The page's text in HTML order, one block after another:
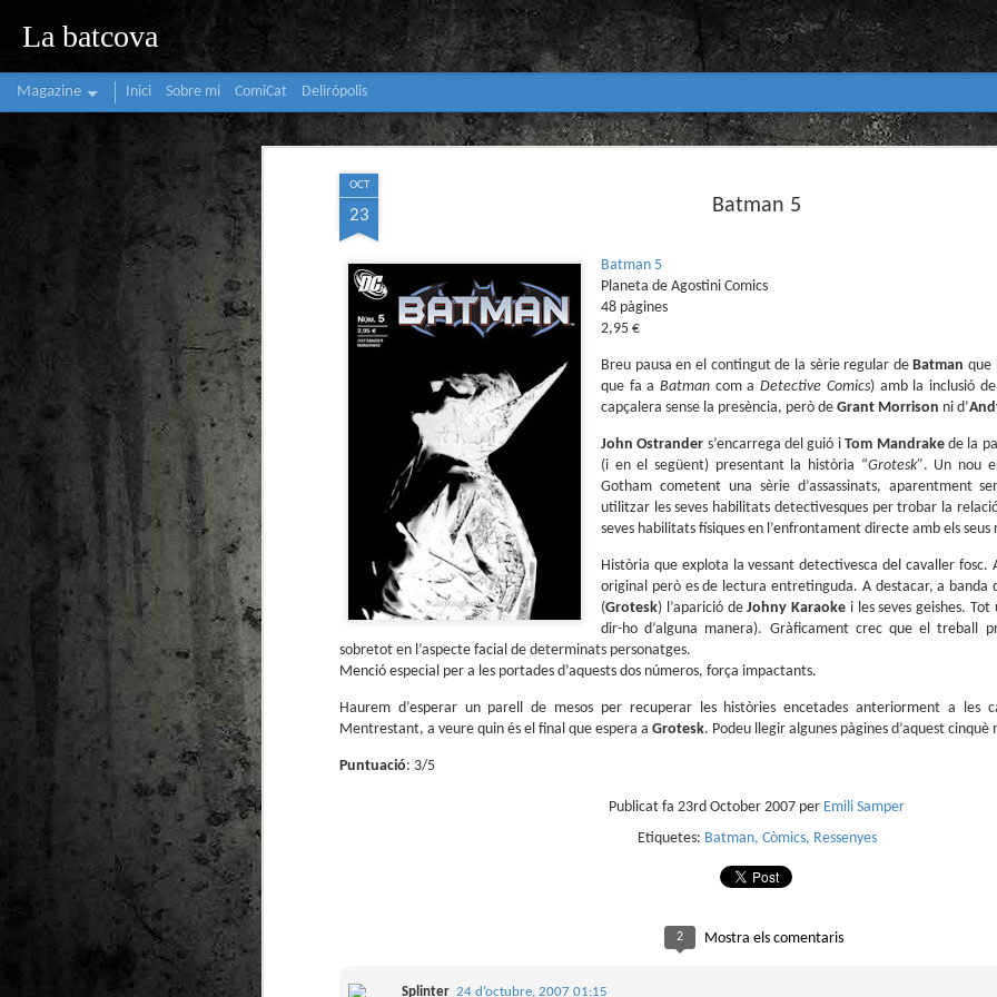
OCT
23 Batman 5
Batman 5
Planeta de Agostini Comics
48 pàgines
2,95 €
Breu pausa en el contingut de la sèrie regular deBatman que
que fa aBatman com aDetective Comics) amb la inclusió
capçalera sense la presència, però de Grant Morrison ni d’
John Ostrander s’encarrega del guió iTom Mandrakede la
(i en el següent) presentant la història “Grotesk”. Un nou
Gotham cometent una sèrie d’assassinats, aparentment
utilitzar les seves habilitats detectivesques per trobar la
seves habilitats físiques en l’enfrontament directe amb els seus
Història que explota la vessant detectivesca del cavaller
original però es de lectura entretinguda. A destacar, a banda
(Grotesk) l’aparició deJohny Karaoke i les seves geishes.
dir-ho d’alguna manera). Gràficament crec que el treball
sobretot en l’aspecte facial de determinats personatges.
Menció especial per a les portades d’aquests dos números, força impactants.
Haurem d’esperar un parell de mesos per recuperar les històries encetades anteriorment a les
Mentrestant, a veure quin és el final que espera a Grotesk. Podeu llegir algunes pàgines d’aquest cinquè
Puntuació: 3/5
Publicat fa 23rd October 2007 per Emili Samper
Etiquetes: Batman Còmics Ressenyes
2 Mostra els comentaris
Splinter 24 d’octubre, 2007 01:15
La batcova
Magazine Inici Sobre mi ComiCat Delirópolis
primavera 2026
Abril
Guió i dibuix d’Ana Penyas
Salamandra Graphic, 2025
Todo bajo el sol (llegit el 2023 al club de lectura), Ana
un assaig gràfic tan necessari com inquietant: En vela /
és només un relat íntim sobre l’insomni, sinó una
sobre com la societat contemporània ha transformat
dormir en un bé de consum o, pitjor encara, en un
productivitat.